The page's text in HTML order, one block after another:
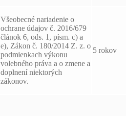
Všeobecné nariadenie o
ochrane údajov č. 2016/679
článok 6, ods. 1, písm. c) a
e), Zákon č. 180/2014 Z. z. o
podmienkach výkonu
volebného práva a o zmene a
doplnení niektorých
zákonov.
5 rokov